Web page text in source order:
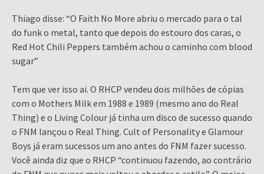
Thiago disse: “O Faith No More abriu o mercado para o tal
do funk o metal, tanto que depois do estouro dos caras, o
Red Hot Chili Peppers também achou o caminho com blood
sugar”
Tem que ver isso ai. O RHCP vendeu dois milhões de cópias
com o Mothers Milk em 1988 e 1989 (mesmo ano do Real
Thing) e o Living Colour já tinha um disco de sucesso quando
o FNM lançou o Real Thing. Cult of Personality e Glamour
Boys já eram sucessos um ano antes do FNM fazer sucesso.
Você ainda diz que o RHCP “continuou fazendo, ao contrário